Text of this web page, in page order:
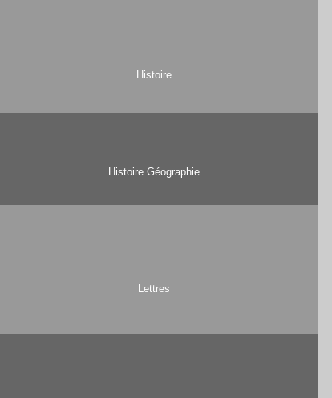
Histoire
Histoire Géographie
Lettres